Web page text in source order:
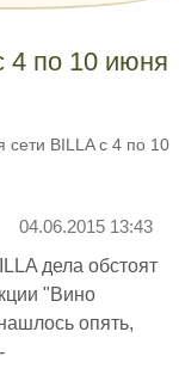
4 по 10 июня
сети BILLA с 4 по 10
04.06.2015 13:43
дела обстоят
"Вино
опять,